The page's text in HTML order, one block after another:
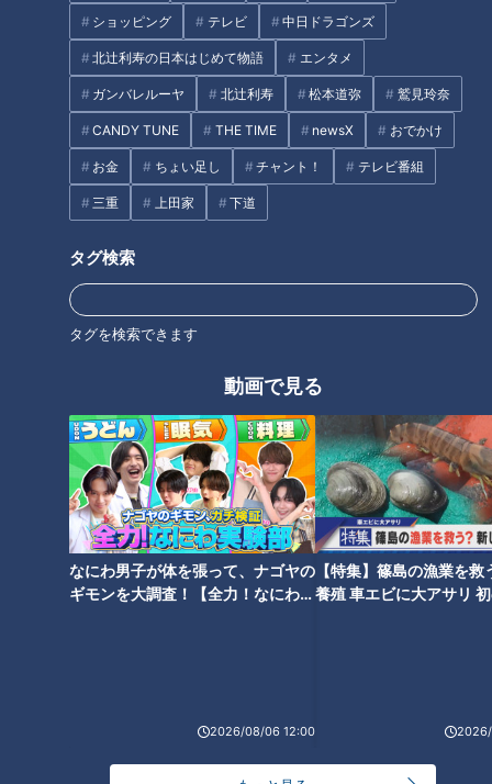
ショッピング テレビ 中日ドラゴンズ
北辻利寿の日本はじめて物語 エンタメ
ガンバレルーヤ 北辻利寿 松本道弥 鷲見玲奈
CANDY TUNE THE TIME newsX おでかけ
お金 ちょい足し チャント！ テレビ番組
三重 上田家 下道
タグ検索
タグを検索できます
動画で見る
なにわ男子が体を張って、ナゴヤの
ギモンを大調査！【全力！なにわ実
2026/08/06 12:00
【特集】篠島の漁業を救
養殖 車エビに大アサリ
夏バテ対策にも期待
ミョウガの香り成分であるα-ピネンには、血流を良くする働き
があるとされます。血行促進によって体温も上がるため、冷房
による冷え対策にも役立つそうです。
また、食欲増進や消化促進も期待できることから、暑さで食欲
が落ちやすいこれからの季節にぴったり。
辛み成分のミョウガジアールには、抗菌作用や解毒作用がある
一方で、「ミョウガを食べると物忘れがひどくなる」という言
い」と説明。むしろ血流が良くなることで脳の活性化も期待で
きると話しました。
ミョウガを選ぶ際は、ふっくらと丸みがあり、紅色でつやがあ
り、みずみずしく締まったものがおすすめ。
保存する際は乾燥を防ぐため、軽く湿らせたペーパータオルで
包み、ポリ袋に入れて冷蔵庫の野菜室で保管するとよいそうで
番組では、高知県産地おすすめの「こじゃんとうまい豚照り焼
き」も紹介されました。